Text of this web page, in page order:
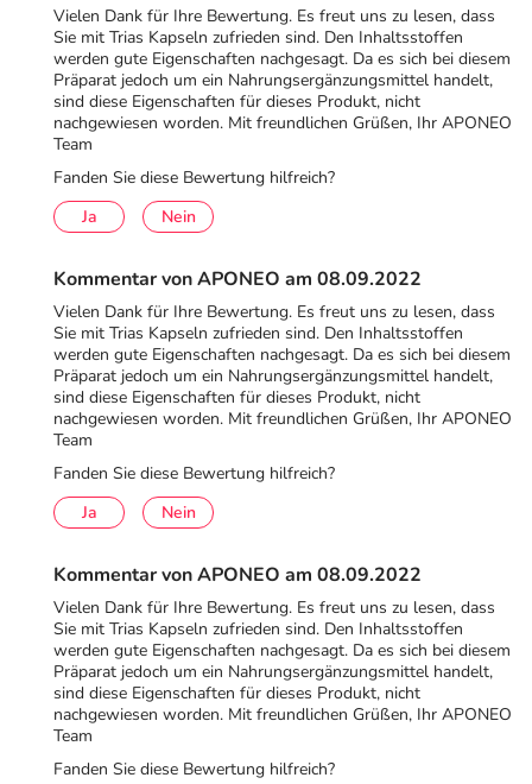
Vielen Dank für Ihre Bewertung. Es freut uns zu lesen, dass
Sie mit Trias Kapseln zufrieden sind. Den Inhaltsstoffen
werden gute Eigenschaften nachgesagt. Da es sich bei diesem
Präparat jedoch um ein Nahrungsergänzungsmittel handelt,
sind diese Eigenschaften für dieses Produkt, nicht
nachgewiesen worden. Mit freundlichen Grüßen, Ihr APONEO
Team
Fanden Sie diese Bewertung hilfreich?
Ja
Nein
Kommentar von APONEO am 08.09.2022
Vielen Dank für Ihre Bewertung. Es freut uns zu lesen, dass
Sie mit Trias Kapseln zufrieden sind. Den Inhaltsstoffen
werden gute Eigenschaften nachgesagt. Da es sich bei diesem
Präparat jedoch um ein Nahrungsergänzungsmittel handelt,
sind diese Eigenschaften für dieses Produkt, nicht
nachgewiesen worden. Mit freundlichen Grüßen, Ihr APONEO
Team
Fanden Sie diese Bewertung hilfreich?
Ja
Nein
Kommentar von APONEO am 08.09.2022
Vielen Dank für Ihre Bewertung. Es freut uns zu lesen, dass
Sie mit Trias Kapseln zufrieden sind. Den Inhaltsstoffen
werden gute Eigenschaften nachgesagt. Da es sich bei diesem
Präparat jedoch um ein Nahrungsergänzungsmittel handelt,
sind diese Eigenschaften für dieses Produkt, nicht
nachgewiesen worden. Mit freundlichen Grüßen, Ihr APONEO
Team
Fanden Sie diese Bewertung hilfreich?